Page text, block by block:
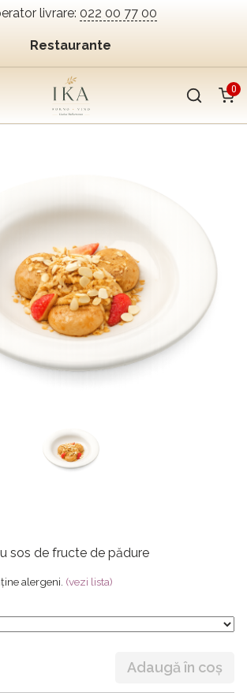
livrare: 022 00 77 00
Restaurante
0
sos de fructe de pădure
alergeni. (vezi lista)
Adaugă în coș